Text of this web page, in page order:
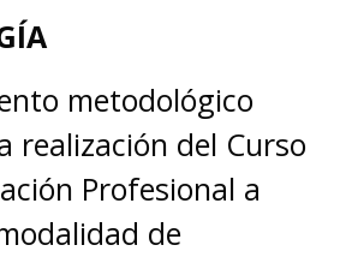
metodológico
realización del Curso
Profesional a
de